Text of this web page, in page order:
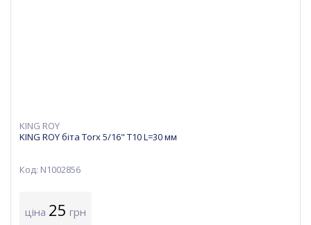
KING ROY
KING ROY біта Torx 5/16" T10 L=30 мм
Код: N1002856
ціна 25 грн